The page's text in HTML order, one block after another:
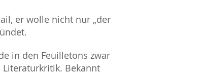
er wolle nicht nur „der
in den Feuilletons zwar
Bekannt